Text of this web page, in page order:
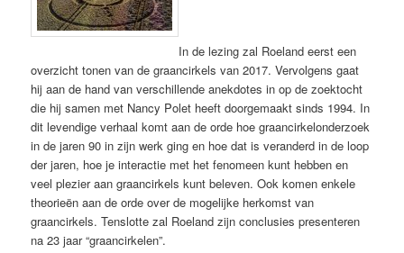
In de lezing zal Roeland eerst een
overzicht tonen van de graancirkels van 2017. Vervolgens gaat
hij aan de hand van verschillende anekdotes in op de zoektocht
die hij samen met Nancy Polet heeft doorgemaakt sinds 1994. In
dit levendige verhaal komt aan de orde hoe graancirkelonderzoek
in de jaren 90 in zijn werk ging en hoe dat is veranderd in de loop
der jaren, hoe je interactie met het fenomeen kunt hebben en
veel plezier aan graancirkels kunt beleven. Ook komen enkele
theorieën aan de orde over de mogelijke herkomst van
graancirkels. Tenslotte zal Roeland zijn conclusies presenteren
na 23 jaar “graancirkelen”.